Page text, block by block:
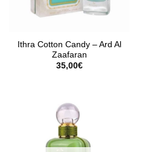
Ithra Cotton Candy – Ard Al
Zaafaran
35,00€